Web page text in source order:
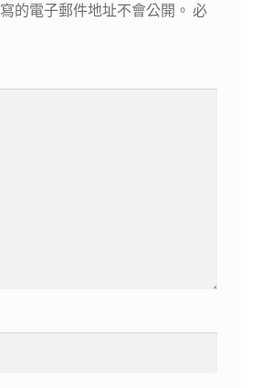
的電子郵件地址不會公開。 必